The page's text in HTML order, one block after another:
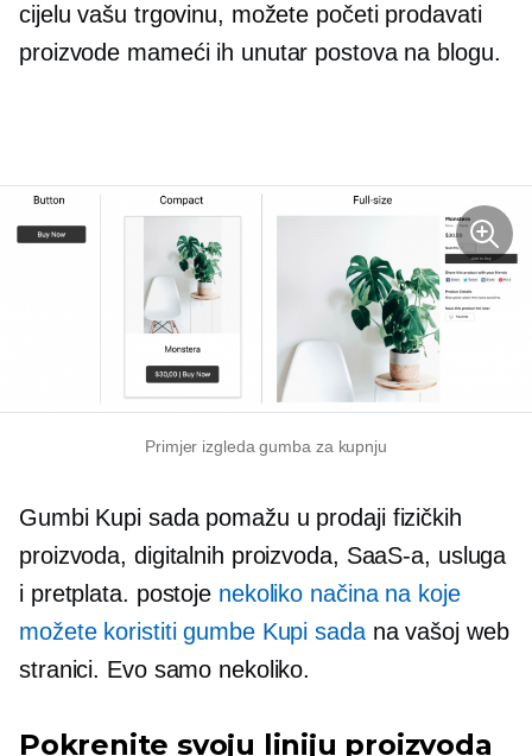
cijelu vašu trgovinu, možete početi prodavati
proizvode mameći ih unutar postova na blogu.
Primjer izgleda gumba za kupnju
Gumbi Kupi sada pomažu u prodaji fizičkih
proizvoda, digitalnih proizvoda, SaaS-a, usluga
i pretplata. postoje nekoliko načina na koje
možete koristiti gumbe Kupi sadana vašoj web
stranici. Evo samo nekoliko.
Pokrenite svoju liniju proizvoda